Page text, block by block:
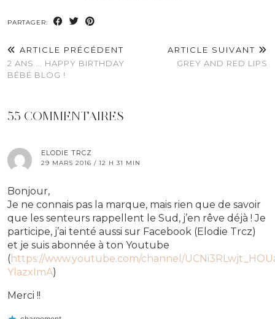
PARTAGER:
ARTICLE PRÉCÉDENT
2 ANS … HAPPY BIRTHDAY
BÉBÉ BLOG !
ARTICLE SUIVANT
GREY AND RED LIPS
55 COMMENTAIRES
ELODIE TRCZ
29 MARS 2016 / 12 H 31 MIN
Bonjour,
Je ne connais pas la marque, mais rien que de savoir
que les senteurs rappellent le Sud, j’en rêve déjà ! Je
participe, j’ai tenté aussi sur Facebook (Elodie Trcz)
et je suis abonnée à ton Youtube
(https://www.youtube.com/channel/
YlazxImA)
Merci !!